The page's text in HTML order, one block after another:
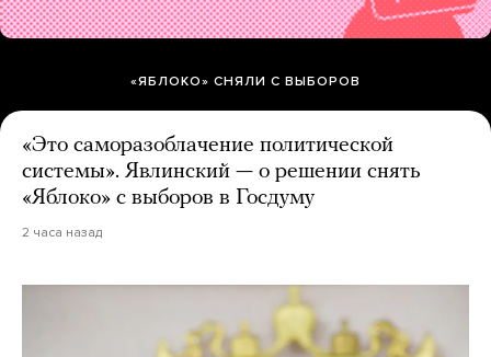
«ЯБЛОКО» СНЯЛИ С ВЫБОРОВ
«Это саморазоблачение политической
системы». Явлинский — о решении снять
«Яблоко» с выборов в Госдуму
2 часа назад